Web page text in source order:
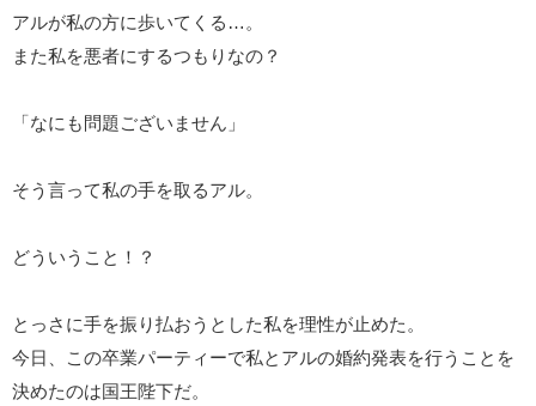
アルが私の方に歩いてくる…。
また私を悪者にするつもりなの？
「なにも問題ございません」
そう言って私の手を取るアル。
どういうこと！？
とっさに手を振り払おうとした私を理性が止めた。
今日、この卒業パーティーで私とアルの婚約発表を行うことを
決めたのは国王陛下だ。